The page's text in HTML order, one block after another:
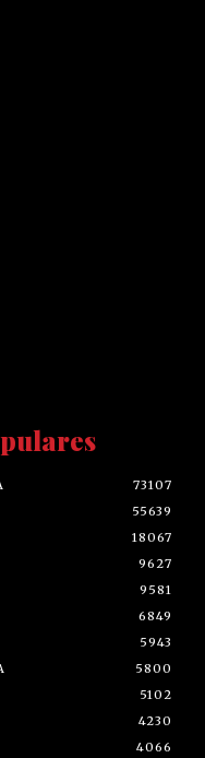
73107
55639
18067
9627
9581
6849
5943
5800
5102
4230
4066